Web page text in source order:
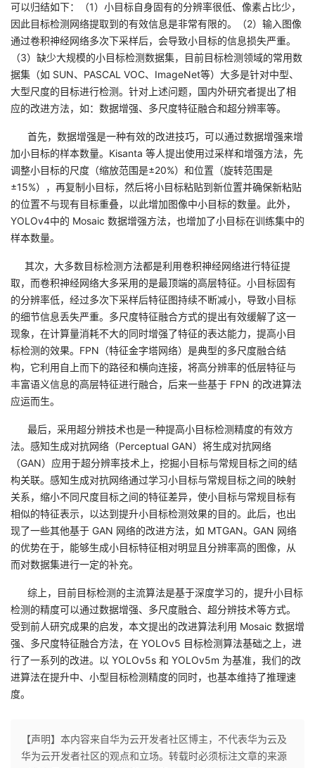
的
博
客
我
的
论
我
的
子
我
直
播
的
活
我
的
注
学
堂
我
的
课
程
我
的
认
证
我
的
实
验
我
的
收
藏
持
我
的
术
支
持
我
云
声
建
议
可以归结如下：（1）小目标自身固有的分辨率很低、像素占比少，
因此目标检测网络提取到的有效信息是非常有限的。（2）输入图像
通过卷积神经网络多次下采样后，会导致小目标的信息损失严重。
（3）缺少大规模的小目标检测数据集，目前目标检测领域的常用数
据集（如 SUN、PASCAL VOC、ImageNet等）大多是针对中型、
大型尺度的目标进行检测。针对上述问题，国内外研究者提出了相
应的改进方法，如：数据增强、多尺度特征融合和超分辨率等。
首先，数据增强是一种有效的改进技巧，可以通过数据增强来增
加小目标的样本数量。Kisanta 等人提出使用过采样和增强方法，先
调整小目标的尺度（缩放范围是±20%）和位置（旋转范围是
±15%），再复制小目标，然后将小目标粘贴到新位置并确保新粘贴
的位置不与现有目标重叠，以此增加图像中小目标的数量。此外，
YOLOv4中的 Mosaic 数据增强方法，也增加了小目标在训练集中的
样本数量。
其次，大多数目标检测方法都是利用卷积神经网络进行特征提
取，而卷积神经网络大多采用的是最顶端的高层特征。小目标固有
的分辨率低，经过多次下采样后特征图持续不断减小，导致小目标
的细节信息丢失严重。多尺度特征融合方式的提出有效缓解了这一
现象，在计算量消耗不大的同时增强了特征的表达能力，提高小目
标检测的效果。FPN（特征金字塔网络）是典型的多尺度融合结
构，它利用自上而下的路径和横向连接，将高分辨率的低层特征与
丰富语义信息的高层特征进行融合，后来一些基于 FPN 的改进算法
应运而生。
最后，采用超分辨技术也是一种提高小目标检测精度的有效方
法。感知生成对抗网络（Perceptual GAN）将生成对抗网络
（GAN）应用于超分辨率技术上，挖掘小目标与常规目标之间的结
构关联。感知生成对抗网络通过学习小目标与常规目标之间的映射
关系，缩小不同尺度目标之间的特征差异，使小目标与常规目标有
相似的特征表示，以达到提升小目标检测效果的目的。此后，也出
现了一些其他基于 GAN 网络的改进方法，如 MTGAN。GAN 网络
的优势在于，能够生成小目标特征相对明显且分辨率高的图像，从
而对数据集进行一定的补充。
综上，目前目标检测的主流算法是基于深度学习的，提升小目标
检测的精度可以通过数据增强、多尺度融合、超分辨技术等方式。
受到前人研究成果的启发，本文提出的改进算法利用 Mosaic 数据增
强、多尺度特征融合方法，在 YOLOv5 目标检测算法基础之上，进
行了一系列的改进。以 YOLOv5s 和 YOLOv5m 为基准，我们的改
进算法在提升中、小型目标检测精度的同时，也基本维持了推理速
度。
【声明】本内容来自华为云开发者社区博主，不代表华为云及
华为云开发者社区的观点和立场。转载时必须标注文章的来源